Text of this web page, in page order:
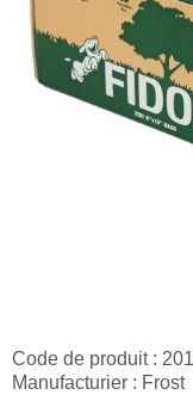
Code de produit :
Manufacturier : Frost